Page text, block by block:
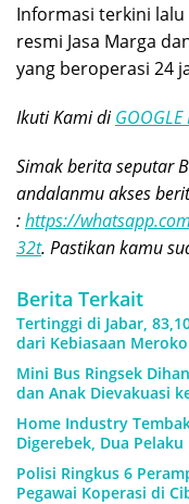
Informasi terkini
resmi Jasa Marga
yang beroperasi 24
Ikuti Kami diGOOGLE
Simak berita seputar
andalanmu akses
:https://
32t. Pastikan kamu
Berita Terkait
Tertinggi di Jabar,
dari Kebiasaan
Mini Bus Ringsek
dan Anak Dievakuasi
Home Industry
Digerebek, Dua
Polisi Ringkus 6
Pegawai Koperasi di